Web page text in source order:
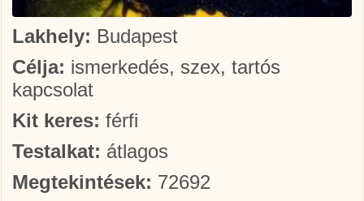
Lakhely: Budapest
Célja: ismerkedés, szex, tartós
kapcsolat
Kit keres: férfi
Testalkat: átlagos
Megtekintések: 72692